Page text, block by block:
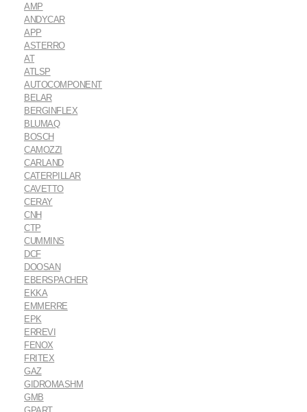
AMP
ANDYCAR
APP
ASTERRO
AT
ATLSP
AUTOCOMPONENT
BELAR
BERGINFLEX
BLUMAQ
BOSCH
CAMOZZI
CARLAND
CATERPILLAR
CAVETTO
CERAY
CNH
CTP
CUMMINS
DCF
DOOSAN
EBERSPACHER
EKKA
EMMERRE
EPK
ERREVI
FENOX
FRITEX
GAZ
GIDROMASHM
GMB